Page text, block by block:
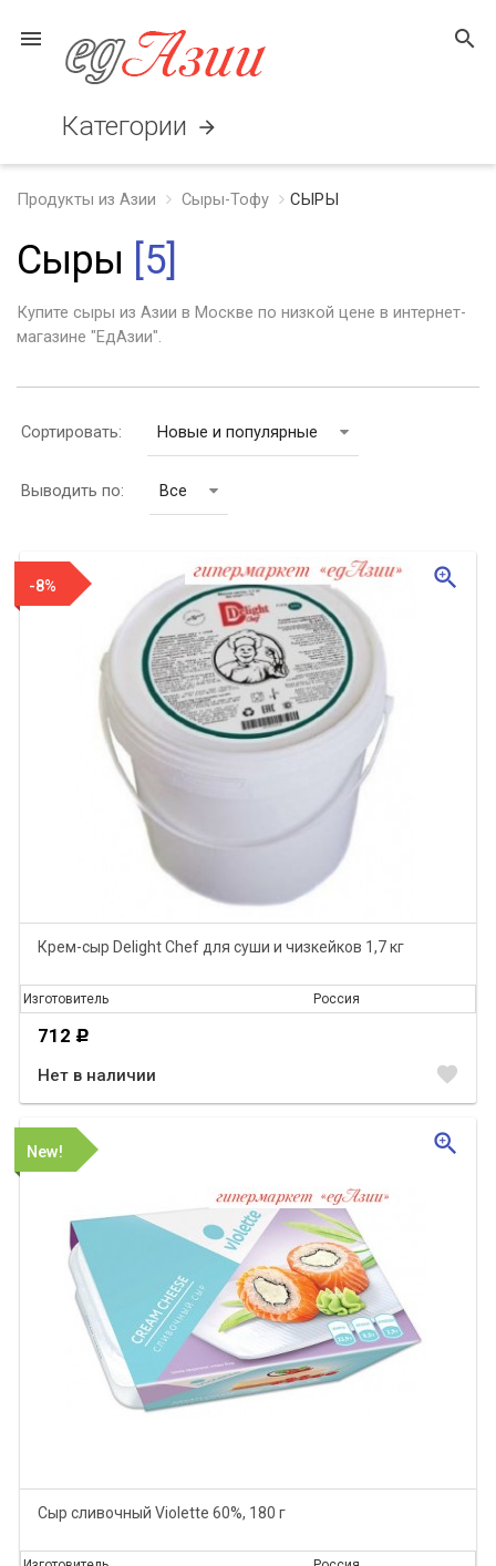
menu search
Категории arrow_forward
Продукты из Азии Сыры-Тофу СЫРЫ
Сыры [5]
Купите сыры из Азии в Москве по низкой цене в интернет-
магазине "ЕдАзии".
Сортировать: Новые и популярные
Выводить по: Все
-8%
Крем-сыр Delight Chef для суши и чизкейков 1,7 кг
Изготовитель Россия
712 Р
Нет в наличии favorite
zoom_in
New!
Сыр сливочный Violette​ 60%, 180 г
zoom_in